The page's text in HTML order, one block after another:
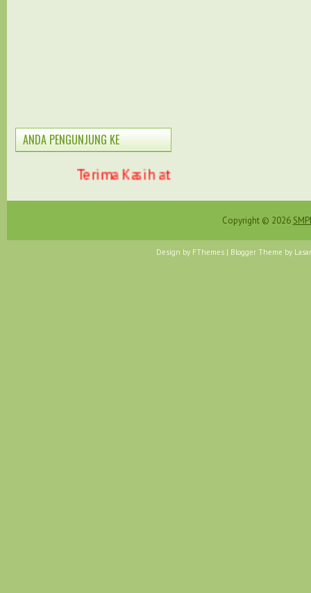
ANDA PENGUNJUNG KE
Terima Kasih atas kunjungan anda di
Copyright © 2026
Design by FThemes | Blogger Theme by